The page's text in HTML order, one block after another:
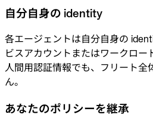
自分自身の identity
各エージェントは自分自身の
ビスアカウントまたはワークロー
人間用認証情報でも、フリート全
ん。
あなたのポリシーを継承